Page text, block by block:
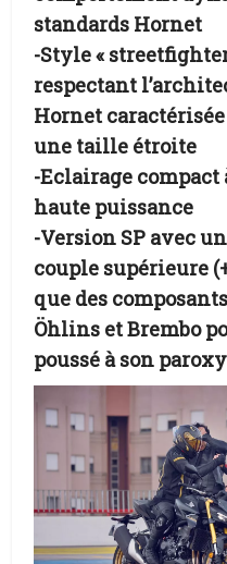
standards Hornet
-Style «
respectant
Hornet
une taille étroite
-Eclairage compact
haute puissance
-Version SP avec
couple supérieure
que des
Öhlins et Brembo
poussé à son